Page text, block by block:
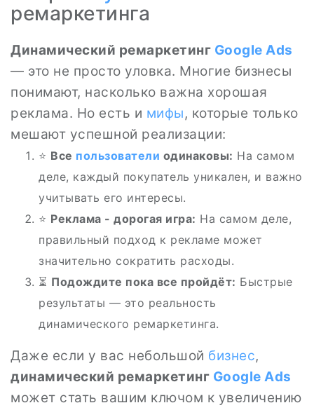
ремаркетинга
Динамический ремаркетинг Google Ads
— это не просто уловка. Многие бизнесы
понимают, насколько важна хорошая
реклама. Но есть и мифы, которые только
мешают успешной реализации:
⭐ Все пользователи одинаковы: На самом
деле, каждый покупатель уникален, и важно
учитывать его интересы.
⭐ Реклама - дорогая игра: На самом деле,
правильный подход к рекламе может
значительно сократить расходы.
⏳ Подождите пока все пройдёт: Быстрые
результаты — это реальность
динамического ремаркетинга.
Даже если у вас небольшой бизнес,
динамический ремаркетинг Google Ads
может стать вашим ключом к увеличению